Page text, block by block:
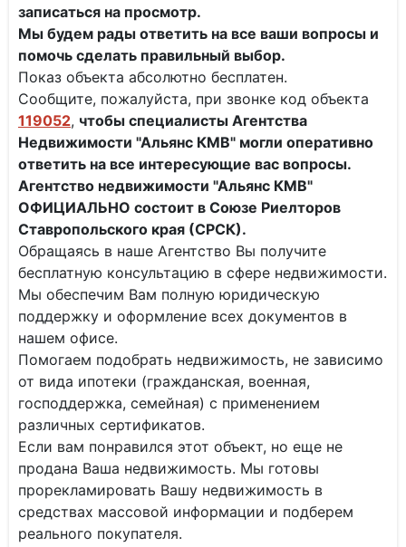
записаться на просмотр.
Мы будем рады ответить на все ваши вопросы и
помочь сделать правильный выбор.
Показ объекта абсолютно бесплатен.
Сообщите, пожалуйста, при звонке код объекта
119052, чтобы специалисты Агентства
Недвижимости "Альянс КМВ" могли оперативно
ответить на все интересующие вас вопросы.
Агентство недвижимости "Альянс КМВ"
ОФИЦИАЛЬНО состоит в Союзе Риелторов
Ставропольского края (СРСК).
Обращаясь в наше Агентство Вы получите
бесплатную консультацию в сфере недвижимости.
Мы обеспечим Вам полную юридическую
поддержку и оформление всех документов в
нашем офисе.
Помогаем подобрать недвижимость, не зависимо
от вида ипотеки (гражданская, военная,
господдержка, семейная) с применением
различных сертификатов.
Если вам понравился этот объект, но еще не
продана Ваша недвижимость. Мы готовы
прорекламировать Вашу недвижимость в
средствах массовой информации и подберем
реального покупателя.